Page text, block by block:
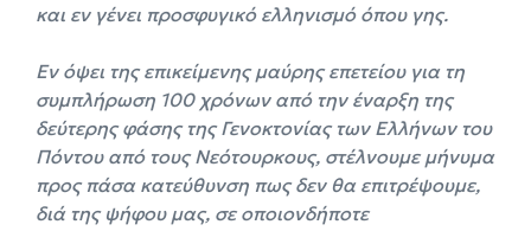
και εν γένει προσφυγικό ελληνισμό όπου γης.
Εν όψει της επικείμενης μαύρης επετείου για τη
συμπλήρωση 100 χρόνων από την έναρξη της
δεύτερης φάσης της Γενοκτονίας των Ελλήνων του
Πόντου από τους Νεότουρκους, στέλνουμε μήνυμα
προς πάσα κατεύθυνση πως δεν θα επιτρέψουμε,
διά της ψήφου μας, σε οποιονδήποτε